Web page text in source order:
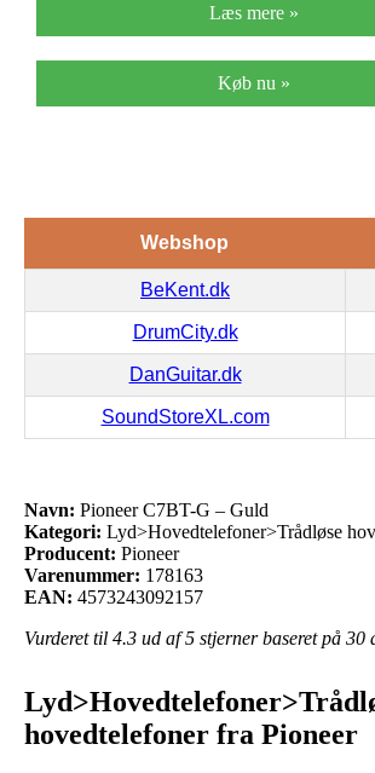
Læs mere »
Køb nu »
Webshop
BeKent.dk
DrumCity.dk
DanGuitar.dk
SoundStoreXL.com
Navn: Pioneer C7BT-G – Guld
Kategori: Lyd>Hovedtelefoner>Trådløse
Producent: Pioneer
Varenummer: 178163
EAN: 4573243092157
Vurderet til 4.3 ud af 5 stjerner baseret på 30
hovedtelefoner fra Pioneer